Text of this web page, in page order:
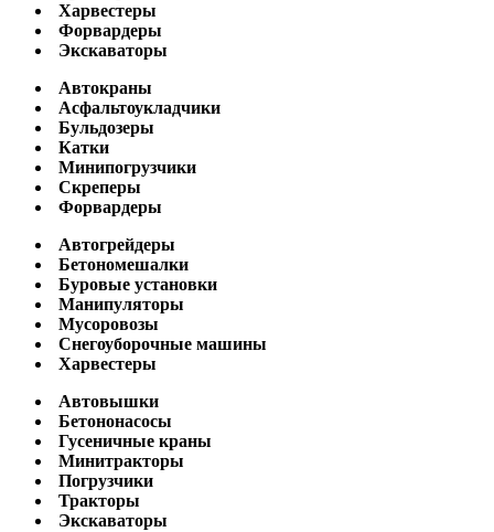
Харвестеры
Форвардеры
Экскаваторы
Автокраны
Асфальтоукладчики
Бульдозеры
Катки
Минипогрузчики
Скреперы
Форвардеры
Автогрейдеры
Бетономешалки
Буровые установки
Манипуляторы
Мусоровозы
Снегоуборочные машины
Харвестеры
Автовышки
Бетононасосы
Гусеничные краны
Минитракторы
Погрузчики
Тракторы
Экскаваторы